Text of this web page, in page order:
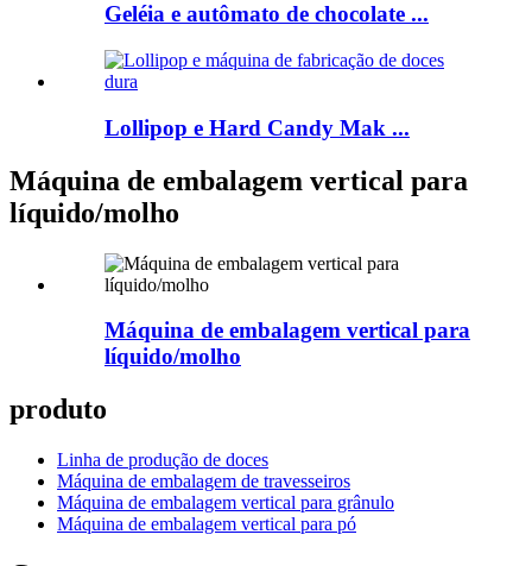
Geléia e autômato de chocolate ...
Lollipop e Hard Candy Mak ...
Máquina de embalagem vertical para
líquido/molho
Máquina de embalagem vertical para
líquido/molho
produto
Linha de produção de doces
Máquina de embalagem de travesseiros
Máquina de embalagem vertical para grânulo
Máquina de embalagem vertical para pó